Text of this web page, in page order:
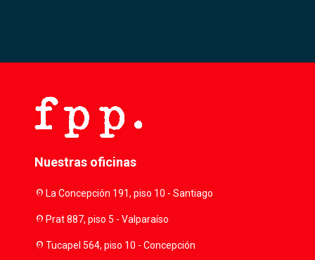
Nuestras oficinas
location_onLa Concepción 191, piso 10 - Santiago
location_onPrat 887, piso 5 - Valparaíso
location_onTucapel 564, piso 10 - Concepción